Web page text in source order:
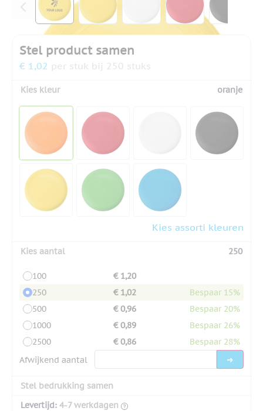
Stel product samen
€ 1,02 per stuk bij 250 stuks
Kies kleur oranje
Kies assorti kleuren
Kies aantal 250
100
€ 1,20
250
€ 1,02
Bespaar 15%
500
€ 0,96
Bespaar 20%
1000
€ 0,89
Bespaar 26%
2500
€ 0,86
Bespaar 28%
Afwijkend aantal
Stel bedrukking samen
Levertijd: 4-7 werkdagen